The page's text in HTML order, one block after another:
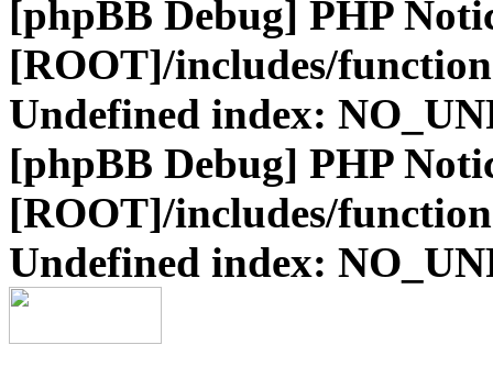
[phpBB Debug] PHP
[ROOT]/includes/
Undefined index:
[phpBB Debug] PHP
[ROOT]/includes/
Undefined index: